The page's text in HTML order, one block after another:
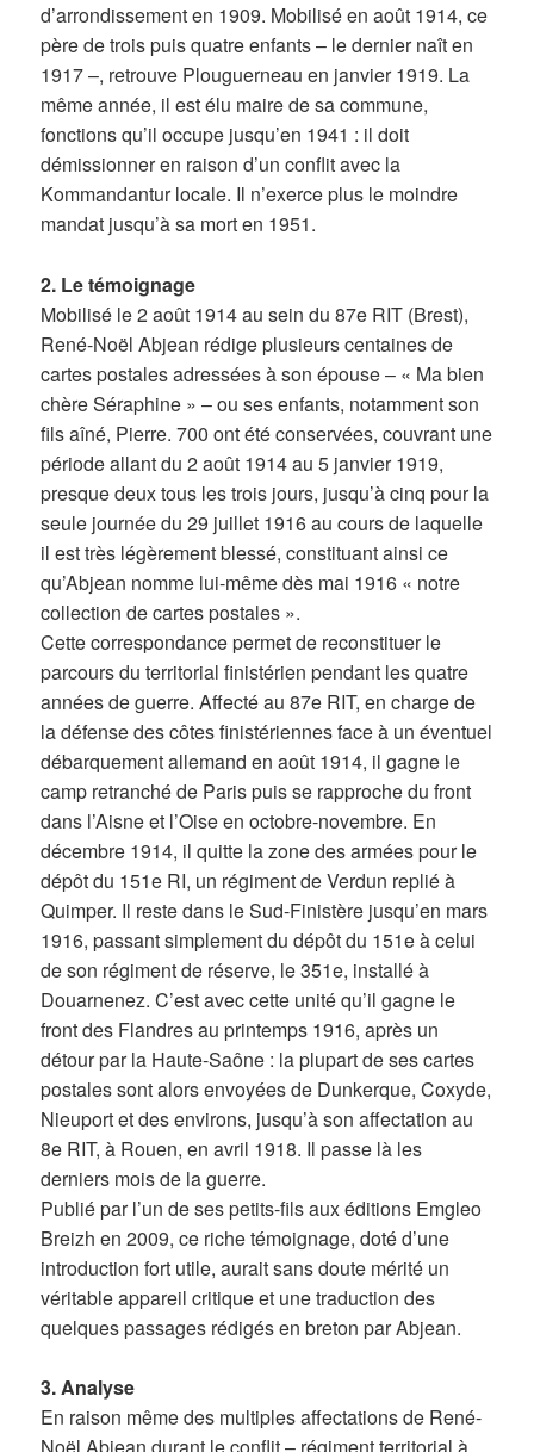
d’arrondissement en 1909. Mobilisé en août 1914, ce
père de trois puis quatre enfants – le dernier naît en
1917 –, retrouve Plouguerneau en janvier 1919. La
même année, il est élu maire de sa commune,
fonctions qu’il occupe jusqu’en 1941 : il doit
démissionner en raison d’un conflit avec la
Kommandantur locale. Il n’exerce plus le moindre
mandat jusqu’à sa mort en 1951.
2. Le témoignage
Mobilisé le 2 août 1914 au sein du 87e RIT (Brest),
René-Noël Abjean rédige plusieurs centaines de
cartes postales adressées à son épouse – « Ma bien
chère Séraphine » – ou ses enfants, notamment son
fils aîné, Pierre. 700 ont été conservées, couvrant une
période allant du 2 août 1914 au 5 janvier 1919,
presque deux tous les trois jours, jusqu’à cinq pour la
seule journée du 29 juillet 1916 au cours de laquelle
il est très légèrement blessé, constituant ainsi ce
qu’Abjean nomme lui-même dès mai 1916 « notre
collection de cartes postales ».
Cette correspondance permet de reconstituer le
parcours du territorial finistérien pendant les quatre
années de guerre. Affecté au 87e RIT, en charge de
la défense des côtes finistériennes face à un éventuel
débarquement allemand en août 1914, il gagne le
camp retranché de Paris puis se rapproche du front
dans l’Aisne et l’Oise en octobre-novembre. En
décembre 1914, il quitte la zone des armées pour le
dépôt du 151e RI, un régiment de Verdun replié à
Quimper. Il reste dans le Sud-Finistère jusqu’en mars
1916, passant simplement du dépôt du 151e à celui
de son régiment de réserve, le 351e, installé à
Douarnenez. C’est avec cette unité qu’il gagne le
front des Flandres au printemps 1916, après un
détour par la Haute-Saône : la plupart de ses cartes
postales sont alors envoyées de Dunkerque, Coxyde,
Nieuport et des environs, jusqu’à son affectation au
8e RIT, à Rouen, en avril 1918. Il passe là les
derniers mois de la guerre.
Publié par l’un de ses petits-fils aux éditions Emgleo
Breizh en 2009, ce riche témoignage, doté d’une
introduction fort utile, aurait sans doute mérité un
véritable appareil critique et une traduction des
quelques passages rédigés en breton par Abjean.
3. Analyse
En raison même des multiples affectations de René-